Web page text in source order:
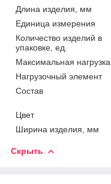
Длина изделия, мм
Единица измерения
Количество изделий в
упаковке, ед.
Максимальная
Нагрузочный элемент
Состав
Цвет
Ширина изделия, мм
Скрыть